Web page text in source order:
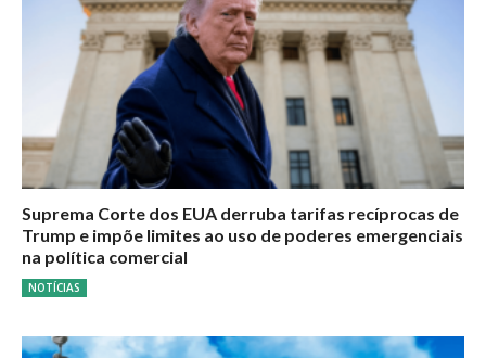
Suprema Corte dos EUA derruba tarifas recíprocas de
Trump e impõe limites ao uso de poderes emergenciais
na política comercial
NOTÍCIAS